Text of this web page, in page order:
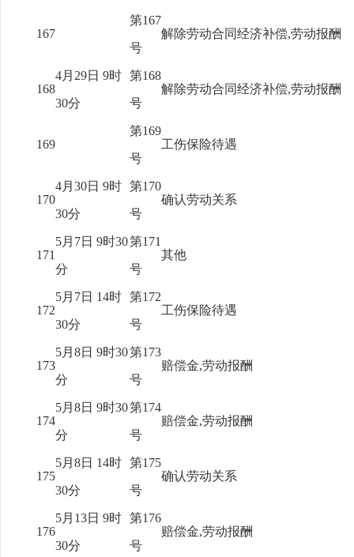
167
第167
号
解除劳动合同经济补偿,劳动报酬
168
4月29日 9时
30分
第168
号
解除劳动合同经济补偿,劳动报酬
169
第169
号
工伤保险待遇
170
4月30日 9时
30分
第170
号
确认劳动关系
171
5月7日 9时30
分
第171
号
其他
172
5月7日 14时
30分
第172
号
工伤保险待遇
173
5月8日 9时30
分
第173
号
赔偿金,劳动报酬
174
5月8日 9时30
分
第174
号
赔偿金,劳动报酬
175
5月8日 14时
30分
第175
号
确认劳动关系
176
5月13日 9时
30分
第176
号
赔偿金,劳动报酬